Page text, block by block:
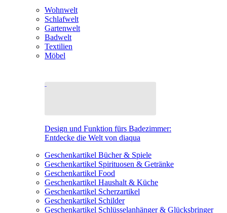
Wohnwelt
Schlafwelt
Gartenwelt
Badwelt
Textilien
Möbel
Design und Funktion fürs Badezimmer:
Entdecke die Welt von diaqua
Geschenkartikel Bücher & Spiele
Geschenkartikel Spirituosen & Getränke
Geschenkartikel Food
Geschenkartikel Haushalt & Küche
Geschenkartikel Scherzartikel
Geschenkartikel Schilder
Geschenkartikel Schlüsselanhänger & Glücksbringer